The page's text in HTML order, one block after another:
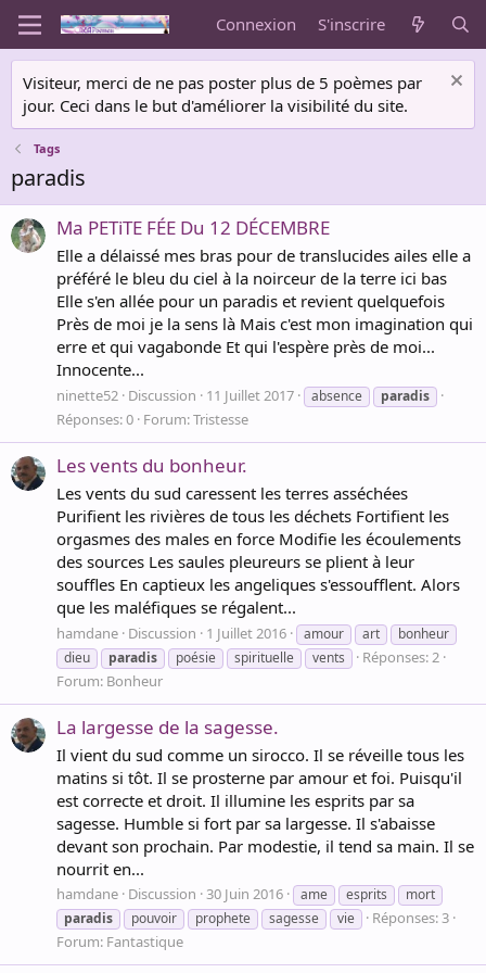
Connexion S'inscrire
Visiteur, merci de ne pas poster plus de 5 poèmes par
jour. Ceci dans le but d'améliorer la visibilité du site.
Tags
paradis
Ma PETiTE FÉE Du 12 DÉCEMBRE
Elle a délaissé mes bras pour de translucides ailes elle a
préféré le bleu du ciel à la noirceur de la terre ici bas
Elle s'en allée pour un paradis et revient quelquefois
Près de moi je la sens là Mais c'est mon imagination qui
erre et qui vagabonde Et qui l'espère près de moi...
Innocente...
ninette52 Discussion 11 Juillet 2017 absence paradis
Réponses: 0 Forum:Tristesse
Les vents du bonheur.
Les vents du sud caressent les terres asséchées
Purifient les rivières de tous les déchets Fortifient les
orgasmes des males en force Modifie les écoulements
des sources Les saules pleureurs se plient à leur
souffles En captieux les angeliques s'essoufflent. Alors
que les maléfiques se régalent...
hamdane Discussion 1 Juillet 2016 amour art
bonheur
dieu
paradis poésie spirituelle vents
Réponses: 2
Forum: Bonheur
La largesse de la sagesse.
Il vient du sud comme un sirocco. Il se réveille tous les
matins si tôt. Il se prosterne par amour et foi. Puisqu'il
est correcte et droit. Il illumine les esprits par sa
sagesse. Humble si fort par sa largesse. Il s'abaisse
devant son prochain. Par modestie, il tend sa main. Il se
nourrit en...
hamdane Discussion 30 Juin 2016 ame esprits
mort
paradis
pouvoir prophete sagesse vie
Réponses: 3
Forum: Fantastique